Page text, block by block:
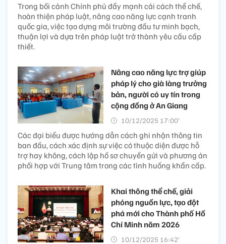
Trong bối cảnh Chính phủ đẩy mạnh cải cách thể chế,
hoàn thiện pháp luật, nâng cao năng lực cạnh tranh
quốc gia, việc tạo dựng môi trường đầu tư minh bạch,
thuận lợi và dựa trên pháp luật trở thành yêu cầu cấp
thiết.
Nâng cao năng lực trợ giúp
pháp lý cho già làng trưởng
bản, người có uy tín trong
cộng đồng ở An Giang
10/12/2025 17:00’
Các đại biểu được hướng dẫn cách ghi nhận thông tin
ban đầu, cách xác định sự việc có thuộc diện được hỗ
trợ hay không, cách lập hồ sơ chuyển gửi và phương án
phối hợp với Trung tâm trong các tình huống khẩn cấp.
Khai thông thể chế, giải
phóng nguồn lực, tạo đột
phá mới cho Thành phố Hồ
Chí Minh năm 2026
10/12/2025 16:42’